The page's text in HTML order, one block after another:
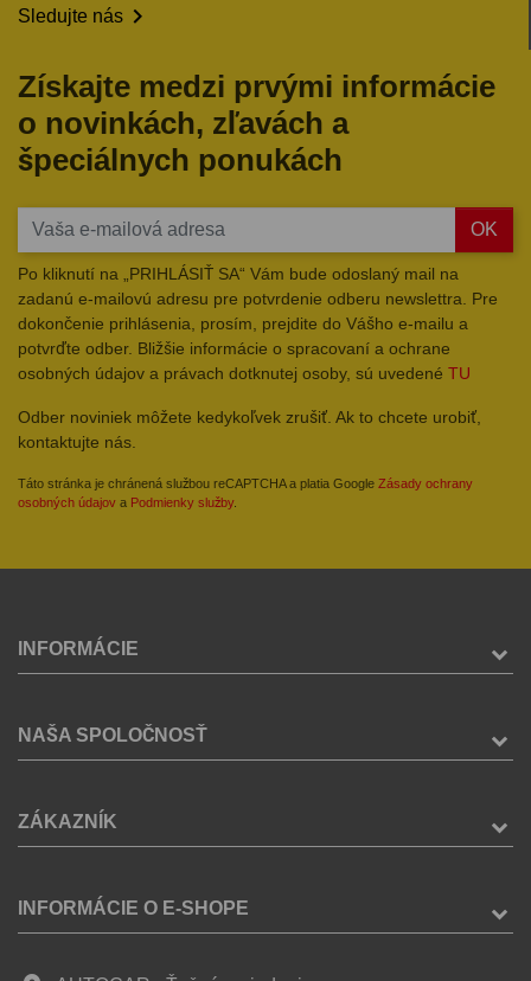
Sledujte nás 
Získajte medzi prvými informácie
o novinkách, zľavách a
špeciálnych ponukách
OK
Po kliknutí na „PRIHLÁSIŤ SA“ Vám bude odoslaný mail na
zadanú e-mailovú adresu pre potvrdenie odberu newslettra. Pre
dokončenie prihlásenia, prosím, prejdite do Vášho e-mailu a
potvrďte odber. Bližšie informácie o spracovaní a ochrane
osobných údajov a právach dotknutej osoby, sú uvedené TU
Odber noviniek môžete kedykoľvek zrušiť. Ak to chcete urobiť,
kontaktujte nás.
Táto stránka je chránená službou reCAPTCHA a platia Google Zásady ochrany
osobných údajov a Podmienky služby.
INFORMÁCIE
NAŠA SPOLOČNOSŤ
ZÁKAZNÍK
INFORMÁCIE O E-SHOPE